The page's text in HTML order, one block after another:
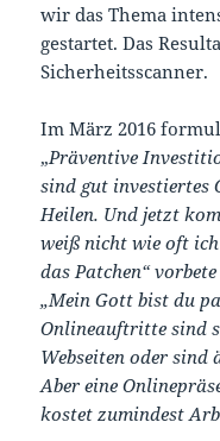
wir das Thema
gestartet. Das
Sicherheitsscanner.
Im März 2016
„Präventive
sind gut investiertes
Heilen. Und jetzt
weiß nicht wie oft
das Patchen“
„Mein Gott bist du
Onlineauftritte sind
Webseiten oder sind
Aber eine
kostet zumindest